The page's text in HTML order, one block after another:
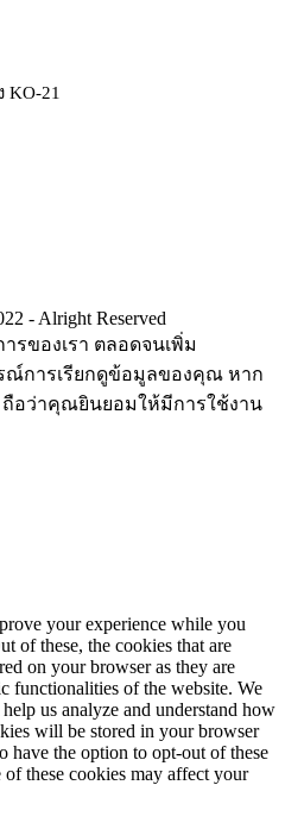
KO-21
รของเรา ตลอดจนเพิ่ม
ณ์การเรียกดูข้อมูลของคุณ หาก
ถือว่าคุณยินยอมให้มีการใช้งาน
your experience while you
of these, the cookies that are
on your browser as they are
functionalities of the website. We
us analyze and understand how
will be stored in your browser
have the option to opt-out of these
these cookies may affect your